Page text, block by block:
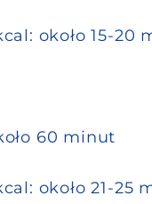
około 15-20
60 minut
około 21-25